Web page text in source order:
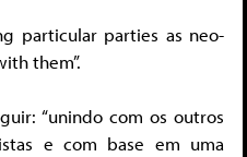
particular parties as neo-
them”.
“unindo com os outros
e com base em uma